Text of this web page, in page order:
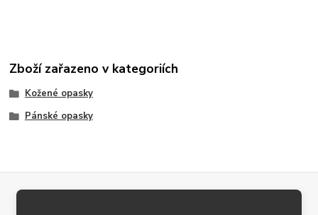
Zboží zařazeno v kategoriích
Kožené opasky
Pánské opasky